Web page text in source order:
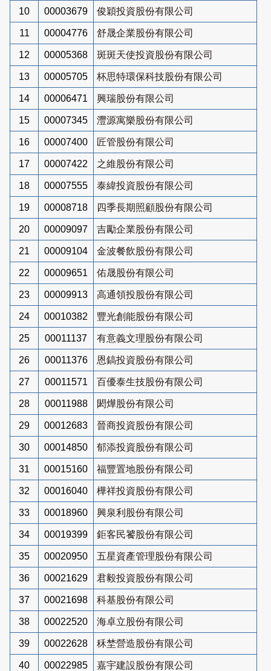
10 00003679 俊穎投資股份有限公司
11 00004776 舒晟企業股份有限公司
12 00005368 斑斑天使投資股份有限公司
13 00005705 杯思特環保科技股份有限公司
14 00006471 興瑞股份有限公司
15 00007345 灃源寓樂股份有限公司
16 00007400 匠管股份有限公司
17 00007422 之維股份有限公司
18 00007555 泰緯投資股份有限公司
19 00008718 四季長期照顧股份有限公司
20 00009097 吉勵企業股份有限公司
21 00009104 金波餐飲股份有限公司
22 00009651 佑晟股份有限公司
23 00009913 高通領投股份有限公司
24 00010382 豐光創能股份有限公司
25 00011137 有意義文理股份有限公司
26 00011376 恩鎬投資股份有限公司
27 00011571 百優泰生技股份有限公司
28 00011988 閎燁股份有限公司
29 00012683 晉商投資股份有限公司
30 00014850 郁添投資股份有限公司
31 00015160 福豐置地股份有限公司
32 00016040 樺祥投資股份有限公司
33 00018960 興泉利股份有限公司
34 00019399 鉅客民饕股份有限公司
35 00020950 五星資產管理股份有限公司
36 00021629 君毅投資股份有限公司
37 00021698 科基股份有限公司
38 00022520 海卓立股份有限公司
39 00022628 秝埜營造股份有限公司
40 00022985 嘉宇建設股份有限公司